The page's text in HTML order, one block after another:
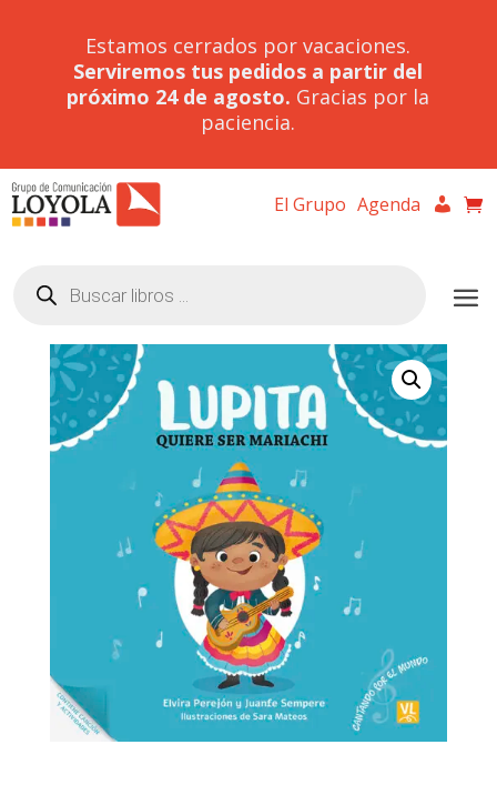
Estamos cerrados por vacaciones.
Serviremos tus pedidos a partir del
próximo 24 de agosto. Gracias por la
paciencia.
El Grupo Agenda
productos